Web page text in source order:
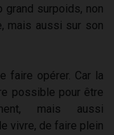
grand surpoids, non
mais aussi sur son
faire opérer. Car la
possible pour être
mais aussi
vivre, de faire plein